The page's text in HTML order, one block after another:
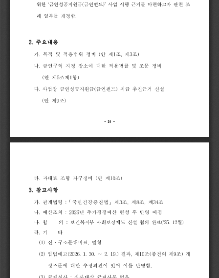
31
위한 ‘금연성공지원금(금연펀드)’ 사업 시행 근거를 마련하고자 관련 조
례 일부를 개정함
2. 주요내용
가 목적 및 적용범위 정비 (안 제 1 조 제3조)
나 금연구역 지정 장소에 대한 적용법률 및 조문 정비
(안 제5조제1항)
다 사업장 금연성공지원금(금연펀드 ) 지급 추진근거 신설
(안 제9조)
라 과태료 조항 자구정비 (안 제10조)
3. 참고사항
가 관계법령 : 「국민건강증진법 」 제 3조 제8조 제34조
나
예산조치 : 2026년 추가경정예산 편성 후 반영
예정
다
합 의 : 보건복지부 사회보장제도 신설 협의 완료(‘25. 12월)
라
기
타
(1)
신 ᆞ 구조문대비 표 별첨
(2) 입법예고 (2026. 1. 30. ∼ 2. 19.) 결과 제10조(종전의 제9조) 개
정조문에 대한 수정의견이 있어 이를 반영함
(3) 규제심사 : 심사대상 규제사무 없음